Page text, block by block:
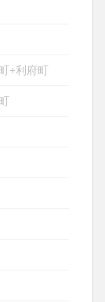
+利府町